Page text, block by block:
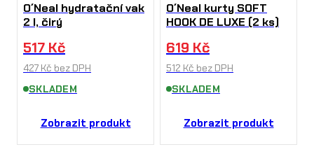
O´Neal hydratační vak
2 l, čirý
517 Kč
427 Kč bez DPH
SKLADEM
Zobrazit produkt
O´Neal kurty SOFT
HOOK DE LUXE (2 ks)
619 Kč
512 Kč bez DPH
SKLADEM
Zobrazit produkt